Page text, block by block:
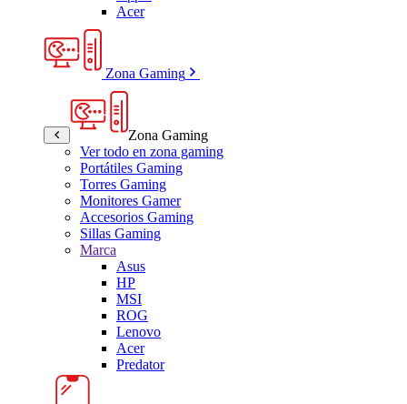
Acer
Zona Gaming
Zona Gaming
Ver todo en zona gaming
Portátiles Gaming
Torres Gaming
Monitores Gamer
Accesorios Gaming
Sillas Gaming
Marca
Asus
HP
MSI
ROG
Lenovo
Acer
Predator